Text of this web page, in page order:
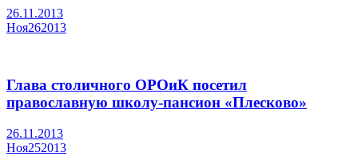
26.11.2013
Ноя262013
Глава столичного ОРОиК посетил
православную школу-пансион «Плесково»
26.11.2013
Ноя252013